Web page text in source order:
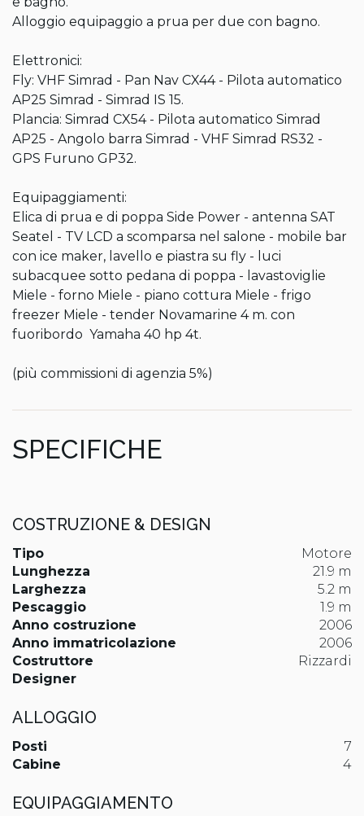
Alloggio equipaggio a prua per due con bagno.
Elettronici:
Fly: VHF Simrad - Pan Nav CX44 - Pilota automatico
AP25 Simrad - Simrad IS 15.
Plancia: Simrad CX54 - Pilota automatico Simrad
AP25 - Angolo barra Simrad - VHF Simrad RS32 -
GPS Furuno GP32.
Equipaggiamenti:
Elica di prua e di poppa Side Power - antenna SAT
Seatel - TV LCD a scomparsa nel salone - mobile bar
con ice maker, lavello e piastra su fly - luci
subacquee sotto pedana di poppa - lavastoviglie
Miele - forno Miele - piano cottura Miele - frigo
freezer Miele - tender Novamarine 4 m. con
fuoribordo  Yamaha 40 hp 4t.
(più commissioni di agenzia 5%)
SPECIFICHE
COSTRUZIONE & DESIGN
Tipo
Motore
Lunghezza
21.9 m
Larghezza
5.2 m
Pescaggio
1.9 m
Anno costruzione
2006
Anno immatricolazione
2006
Costruttore
Rizzardi
Designer
ALLOGGIO
Posti
7
Cabine
4
EQUIPAGGIAMENTO